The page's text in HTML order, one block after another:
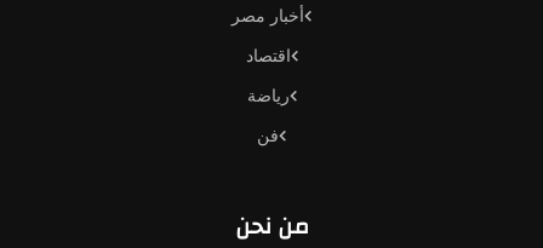
أخبار مصر
اقتصاد
رياضة
فن
من نحن